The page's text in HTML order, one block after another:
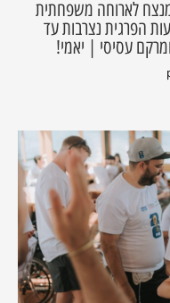
מנצח לארוחה משפחתית
הפרגית נצרבות עד
עסיסי | יאמי!